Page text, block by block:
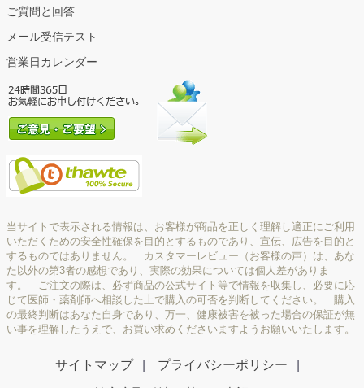
ご質問と回答
メール受信テスト
営業日カレンダー
当サイトで表示される情報は、お客様が商品を正しく理解し適正にご利用
いただくための安全性確保を目的とするものであり、宣伝、広告を目的と
するものではありません。 カスタマーレビュー（お客様の声）は、あな
た以外の第3者の感想であり、実際の効果については個人差がありま
す。 ご注文の際は、必ず商品の公式サイト等で情報を収集し、必要に応
じて医師・薬剤師へ相談した上で購入の可否を判断してください。 購入
の最終判断はあなた自身であり、万一、健康被害を被った場合の保証が無
い事を理解したうえで、お買い求めくださいますようお願いいたします。
サイトマップ プライバシーポリシー